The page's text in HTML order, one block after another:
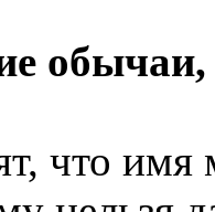
что имя